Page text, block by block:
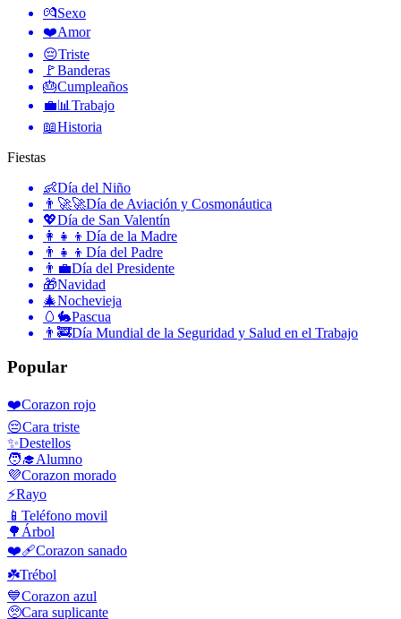
💏Sexo
❤️Amor
😔Triste
🚩Banderas
🎂Cumpleaños
💼📊 Trabajo
📖Historia
Fiestas
👶Día del Niño
👨‍🚀🚀Día de Aviación y Cosmonáutica
💖Día de San Valentín
👩‍👧‍👦 Día de la Madre
👨‍👧‍👦 Día del Padre
👨‍💼Día del Presidente
🎁Navidad
🎄Nochevieja
🥚🐇Pascua
👨‍🚒Día Mundial de la Seguridad y Salud en el Trabajo
Popular
❤️Corazon rojo
😔Cara triste
✨Destellos
🧑‍🎓Alumno
💜Corazon morado
⚡Rayo
📱 Teléfono movil
🌳 Árbol
❤️‍🩹Corazon sanado
☘️Trébol
💙Corazon azul
🥺Cara suplicante